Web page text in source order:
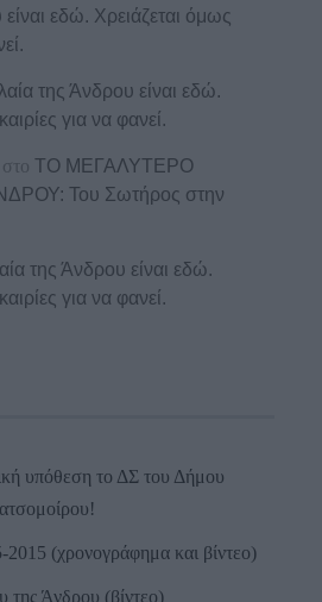
εδώ. Χρειάζεται όμως
της Άνδρου είναι εδώ.
για να φανεί.
στο ΤΟ ΜΕΓΑΛΥΤΕΡΟ
Του Σωτήρος στην
της Άνδρου είναι εδώ.
για να φανεί.
υπόθεση το ΔΣ του Δήμου
2015 (χρονογράφημα και βίντεο)
Άνδρου (βίντεο)